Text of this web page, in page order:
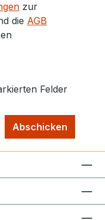
zur
die AGB
Felder
Abschicken